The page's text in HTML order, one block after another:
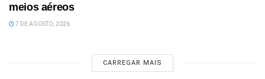
meios aéreos
7 DE AGOSTO, 2026
CARREGAR MAIS